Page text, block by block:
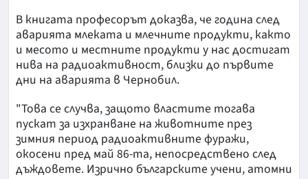
В книгата професорът доказва, че година след
аварията млеката и млечните продукти, както
и месото и местните продукти у нас достигат
нива на радиоактивност, близки до първите
дни на аварията в Чернобил.
"Това се случва, защото властите тогава
пускат за изхранване на животните през
зимния период радиоактивните фуражи,
окосени пред май 86-та, непосредствено след
дъждовете. Изрично българските учени, атомни